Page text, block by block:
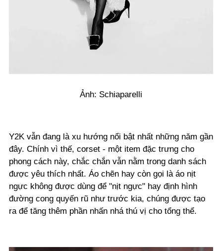
Ảnh: Schiaparelli
Y2K vẫn đang là xu hướng nổi bật nhất những năm gần
đây. Chính vì thế, corset - một item đặc trưng cho
phong cách này, chắc chắn vẫn nằm trong danh sách
được yêu thích nhất. Áo chẽn hay còn gọi là áo nịt
ngực không được dùng để "nịt ngực" hay định hình
đường cong quyến rũ như trước kia, chúng được tạo
ra để tăng thêm phần nhấn nhá thú vị cho tổng thể.